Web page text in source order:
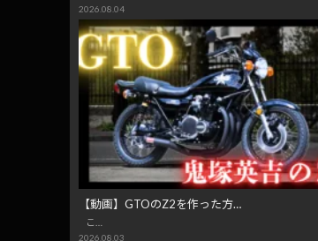
2026.08.04
【動画】GTOのZ2を作った方…
こ…
2026.08.03